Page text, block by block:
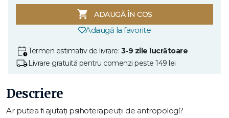
ADAUGĂ ÎN COȘ
Adaugă la favorite
Termen estimativ de livrare: 3-9 zile lucrătoare
Livrare gratuită pentru comenzi peste 149 lei
Descriere
Ar putea fi ajutați psihoterapeuții de antropologi?